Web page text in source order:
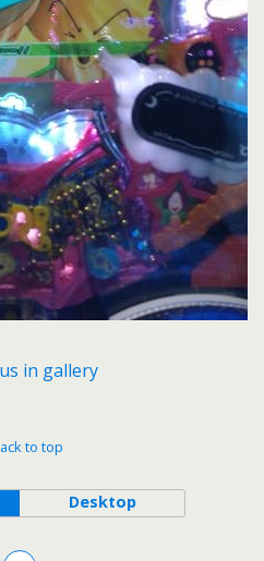
in gallery
to top
Desktop